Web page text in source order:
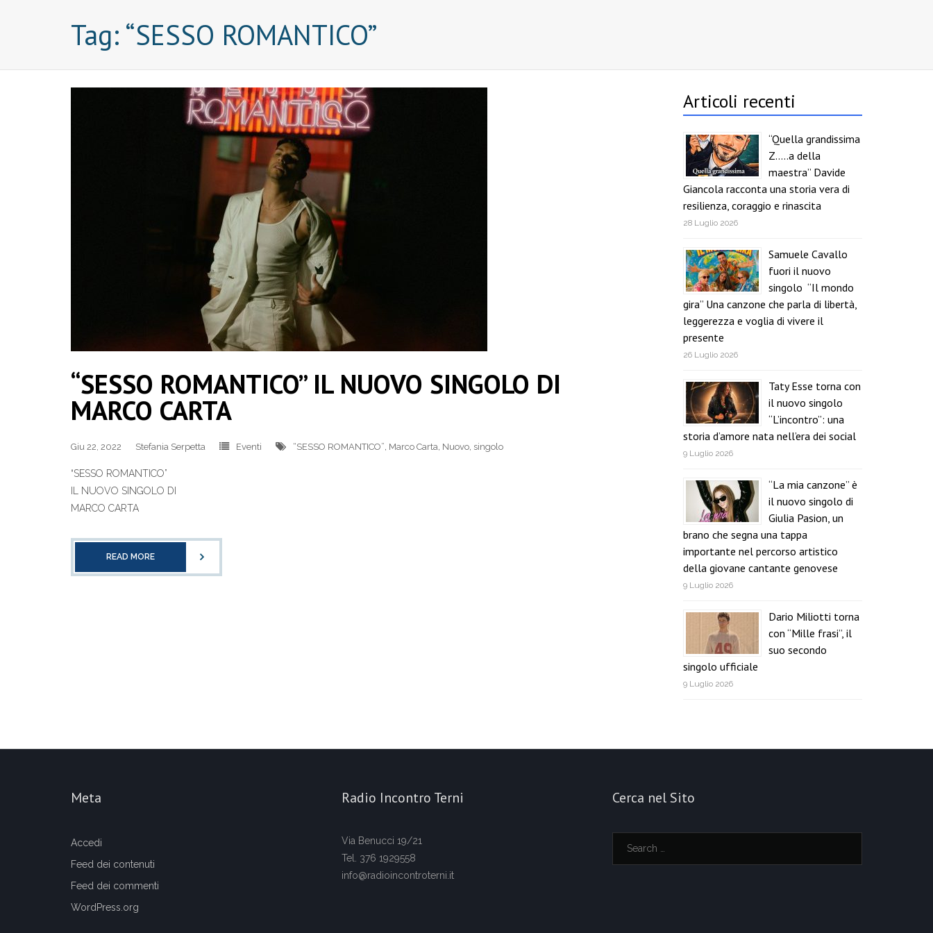
Tag: “SESSO ROMANTICO”
“SESSO ROMANTICO” IL NUOVO SINGOLO DI
MARCO CARTA
Giu 22, 2022 Stefania Serpetta Eventi “SESSO ROMANTICO”, Marco Carta, Nuovo, singolo
“SESSO ROMANTICO”
IL NUOVO SINGOLO DI
MARCO CARTA
READ MORE
Articoli recenti
“Quella grandissima
Z…..a della
maestra” Davide
Giancola racconta una storia vera di
resilienza, coraggio e rinascita
28 Luglio 2026
Samuele Cavallo
fuori il nuovo
singolo “Il mondo
gira” Una canzone che parla di libertà,
leggerezza e voglia di vivere il
presente
26 Luglio 2026
Taty Esse torna con
il nuovo singolo
“L’incontro”: una
storia d’amore nata nell’era dei social
9 Luglio 2026
“La mia canzone” è
il nuovo singolo di
Giulia Pasion, un
brano che segna una tappa
importante nel percorso artistico
della giovane cantante genovese
9 Luglio 2026
Dario Miliotti torna
con “Mille frasi”, il
suo secondo
singolo ufficiale
9 Luglio 2026
Meta
Accedi
Feed dei contenuti
Feed dei commenti
WordPress.org
Radio Incontro Terni
Via Benucci 19/21
Tel. 376 1929558
info@radioincontroterni.it
Cerca nel Sito